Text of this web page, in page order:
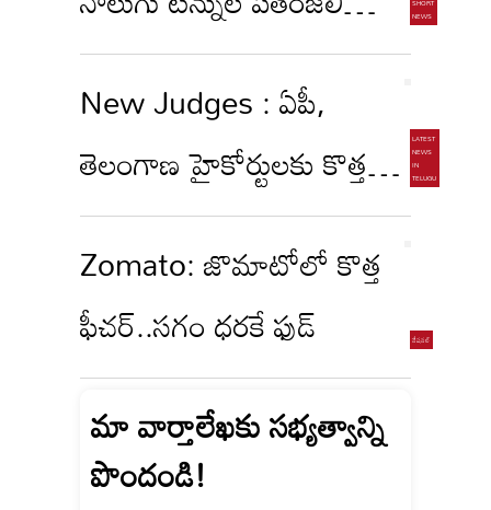
కారం పొడి వెనక్కి
New Judges : ఏపీ,
తెలంగాణ హైకోర్టులకు కొత్త
జడ్జీలు
Zomato: జొమాటోలో కొత్త
ఫీచర్..సగం ధరకే ఫుడ్